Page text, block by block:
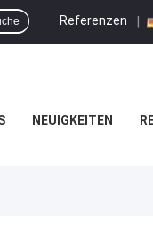
Referenzen |
NEUIGKEITEN